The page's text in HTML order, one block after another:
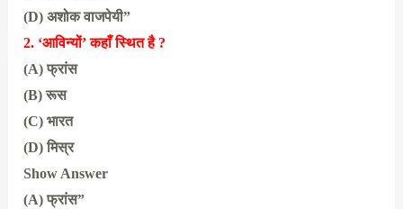
(D) अशोक वाजपेयी”
2. ‘आविन्यों’ कहाँ स्थित है ?
(A) फ्रांस
(B) रूस
(C) भारत
(D) मिस्र
Show Answer
(A) फ्रांस”